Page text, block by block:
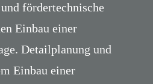
fördertechnische
Einbau einer
Detailplanung und
Einbau einer